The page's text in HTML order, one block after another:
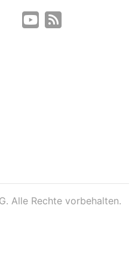
Alle Rechte vorbehalten.